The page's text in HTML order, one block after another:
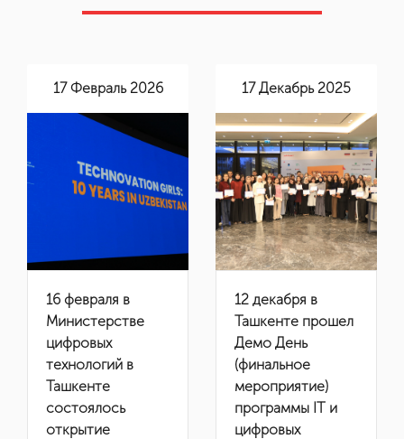
Программы
ИТ-продукты
Impact
Мероприятия
ru
17 Февраль 2026
16 февраля в
Министерстве
цифровых
технологий в
Ташкенте
состоялось
открытие
17 Декабрь 2025
12 декабря в
Ташкенте прошел
Демо День
(финальное
мероприятие)
программы IT и
цифровых